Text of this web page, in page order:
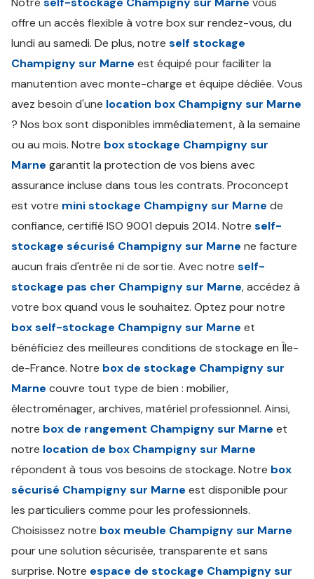
offre un accès flexible à votre box sur rendez-vous, du
lundi au samedi. De plus, notre self stockage
Champigny sur Marne est équipé pour faciliter la
manutention avec monte-charge et équipe dédiée. Vous
avez besoin d'une location box Champigny sur Marne
? Nos box sont disponibles immédiatement, à la semaine
ou au mois. Notre box stockage Champigny sur
Marne garantit la protection de vos biens avec
assurance incluse dans tous les contrats. Proconcept
est votre mini stockage Champigny sur Marne de
confiance, certifié ISO 9001 depuis 2014. Notre self-
stockage sécurisé Champigny sur Marne ne facture
aucun frais d'entrée ni de sortie. Avec notre self-
stockage pas cher Champigny sur Marne, accédez à
votre box quand vous le souhaitez. Optez pour notre
box self-stockage Champigny sur Marne et
bénéficiez des meilleures conditions de stockage en Île-
de-France. Notre box de stockage Champigny sur
Marne couvre tout type de bien : mobilier,
électroménager, archives, matériel professionnel. Ainsi,
notre box de rangement Champigny sur Marne et
notre location de box Champigny sur Marne
répondent à tous vos besoins de stockage. Notre box
sécurisé Champigny sur Marne est disponible pour
les particuliers comme pour les professionnels.
Choisissez notre box meuble Champigny sur Marne
pour une solution sécurisée, transparente et sans
surprise. Notre espace de stockage Champigny sur